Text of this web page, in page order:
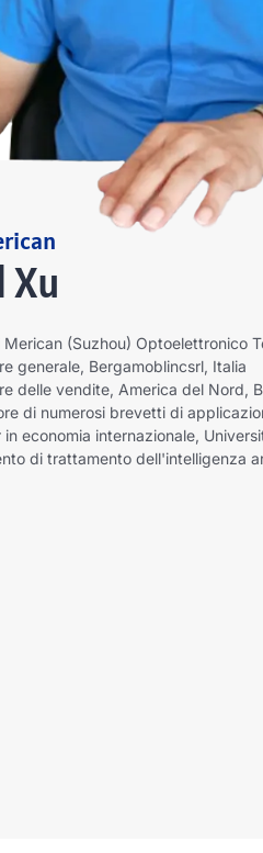
Xu
Merican (Suzhou) Optoelettronico
generale, Bergamoblincsrl, Italia
delle vendite, America del Nord,
di numerosi brevetti di
in economia internazionale,
di trattamento dell'intelligenza